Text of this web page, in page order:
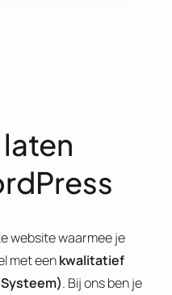
website waarmee je
met eenkwalitatief
. Bij ons ben je